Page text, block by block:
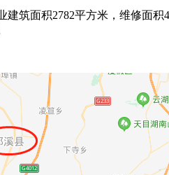
筑面积2782平方米，维修面积